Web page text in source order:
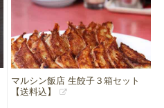
マルシン飯店 生餃子３箱セット
【送料込】